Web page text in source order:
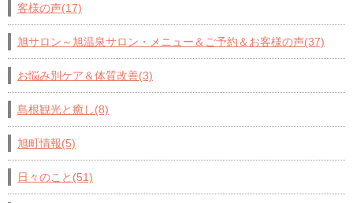
客様の声(17)
旭サロン～旭温泉サロン・メニュー＆ご予約＆お客様の声(37)
お悩み別ケア＆体質改善(3)
島根観光と癒し(8)
旭町情報(5)
日々のこと(51)